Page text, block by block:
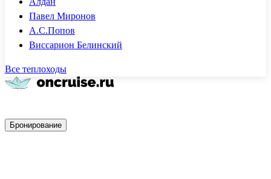
Павел Миронов
А.С.Попов
Виссарион Белинский
Все теплоходы
Бронирование